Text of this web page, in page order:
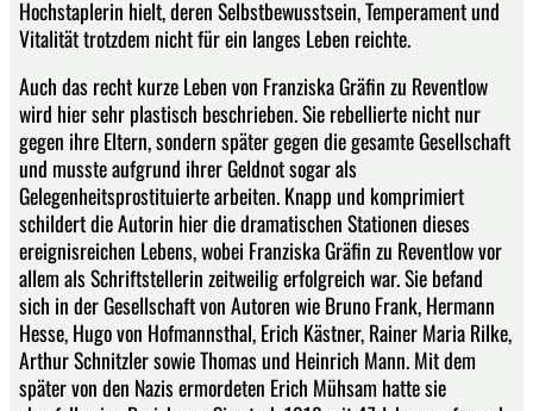
Hochstaplerin hielt, deren Selbstbewusstsein, Temperament und
Vitalität trotzdem nicht für ein langes Leben reichte.
Auch das recht kurze Leben von Franziska Gräfin zu Reventlow
wird hier sehr plastisch beschrieben. Sie rebellierte nicht nur
gegen ihre Eltern, sondern später gegen die gesamte Gesellschaft
und musste aufgrund ihrer Geldnot sogar als
Gelegenheitsprostituierte arbeiten. Knapp und komprimiert
schildert die Autorin hier die dramatischen Stationen dieses
ereignisreichen Lebens, wobei Franziska Gräfin zu Reventlow vor
allem als Schriftstellerin zeitweilig erfolgreich war. Sie befand
sich in der Gesellschaft von Autoren wie Bruno Frank, Hermann
Hesse, Hugo von Hofmannsthal, Erich Kästner, Rainer Maria Rilke,
Arthur Schnitzler sowie Thomas und Heinrich Mann. Mit dem
später von den Nazis ermordeten Erich Mühsam hatte sie